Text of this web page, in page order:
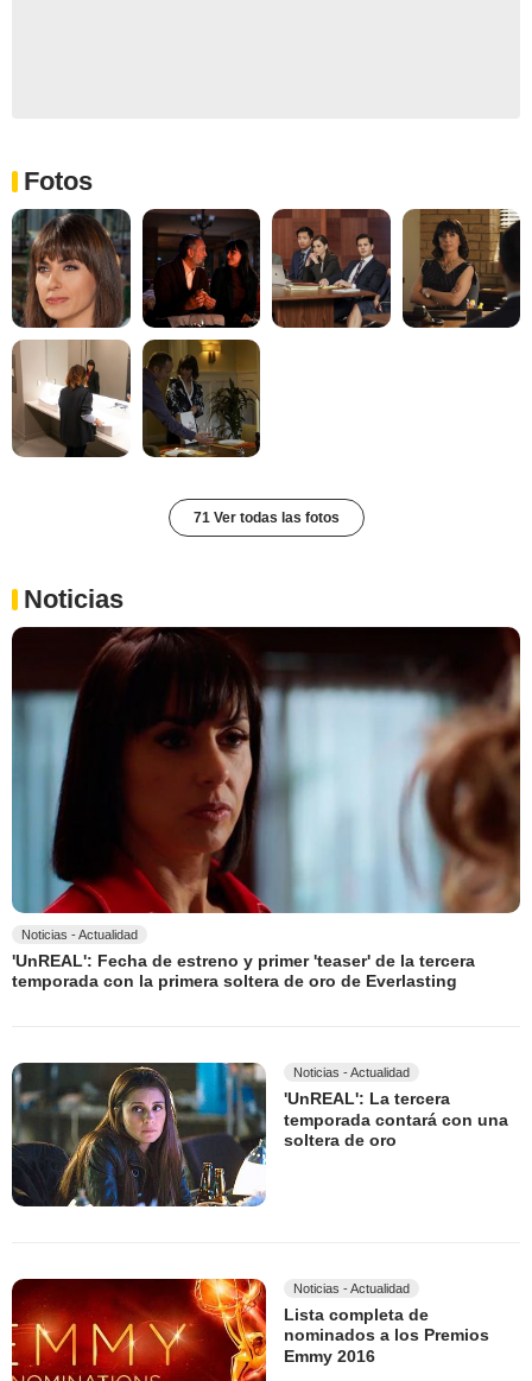
Fotos
71 Ver todas las fotos
Noticias
Noticias - Actualidad
'UnREAL': Fecha de estreno y primer 'teaser' de la tercera
temporada con la primera soltera de oro de Everlasting
Noticias - Actualidad
'UnREAL': La tercera
temporada contará con una
soltera de oro
Noticias - Actualidad
Lista completa de
nominados a los Premios
Emmy 2016